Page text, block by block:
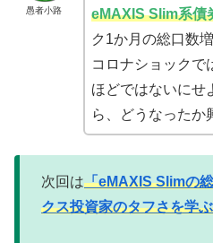
愚者小路 eMAXIS Slim系債
ク1か月の総口数
コロナショックで
ほどではないにせ
ら、どうなったか
次回は「eMAXIS Slimの
クス投資家のタフさを学